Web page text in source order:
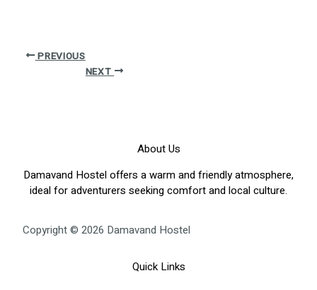
PREVIOUS
NEXT
About Us
Damavand Hostel offers a warm and friendly atmosphere,
ideal for adventurers seeking comfort and local culture.
Copyright © 2026 Damavand Hostel
Quick Links